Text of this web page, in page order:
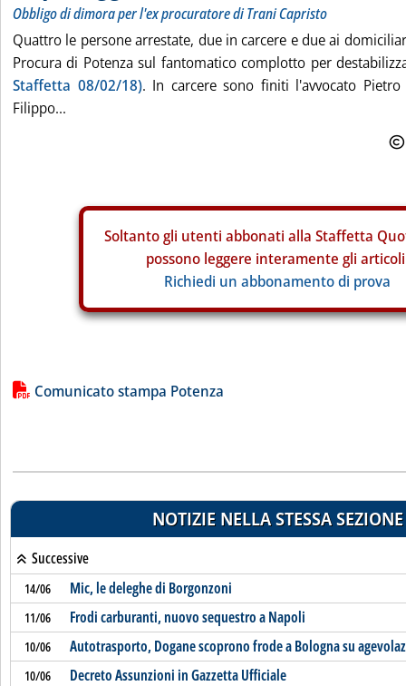
Obbligo di dimora per l'ex procuratore di Trani Capristo
Quattro le persone arrestate, due in carcere e due ai
Procura di Potenza sul fantomatico complotto per
Staffetta 08/02/18). In carcere sono finiti l'avvocato
Filippo...
Soltanto gli utenti abbonati alla Staffetta
possono leggere interamente gli
Richiedi un abbonamento di prova
Lista allegati PDF alla notizia
Comunicato stampa Potenza
NOTIZIE NELLA STESSA SEZIONE
Successive
14/06 Mic, le deleghe di Borgonzoni
11/06 Frodi carburanti, nuovo sequestro a Napoli
10/06 Autotrasporto, Dogane scoprono frode a Bologna su
10/06 Decreto Assunzioni in Gazzetta Ufficiale